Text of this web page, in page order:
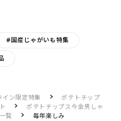
#国産じゃがいも特集
イン限定特集
ポテトチップ
ポテトチップス今金男しゃ
覧
毎年楽しみ